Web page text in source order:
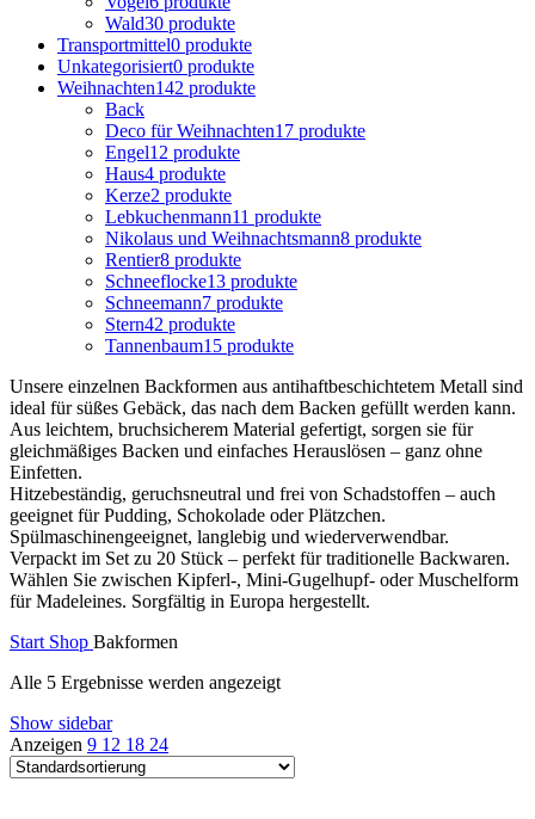
Wald30 produkte
Transportmittel0 produkte
Unkategorisiert0 produkte
Weihnachten142 produkte
Back
Deco für Weihnachten17 produkte
Engel12 produkte
Haus4 produkte
Kerze2 produkte
Lebkuchenmann11 produkte
Nikolaus und Weihnachtsmann8 produkte
Rentier8 produkte
Schneeflocke13 produkte
Schneemann7 produkte
Stern42 produkte
Tannenbaum15 produkte
Unsere einzelnen Backformen aus antihaftbeschichtetem Metall sind
ideal für süßes Gebäck, das nach dem Backen gefüllt werden kann.
Aus leichtem, bruchsicherem Material gefertigt, sorgen sie für
gleichmäßiges Backen und einfaches Herauslösen – ganz ohne
Einfetten.
Hitzebeständig, geruchsneutral und frei von Schadstoffen – auch
geeignet für Pudding, Schokolade oder Plätzchen.
Spülmaschinengeeignet, langlebig und wiederverwendbar.
Verpackt im Set zu 20 Stück – perfekt für traditionelle Backwaren.
Wählen Sie zwischen Kipferl-, Mini-Gugelhupf- oder Muschelform
für Madeleines. Sorgfältig in Europa hergestellt.
Start Shop Bakformen
Alle 5 Ergebnisse werden angezeigt
Show sidebar
Anzeigen 9 12 18 24